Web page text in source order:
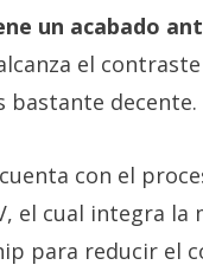
un acabado
el
bastante decente.
con el
el cual integra la
para reducir el